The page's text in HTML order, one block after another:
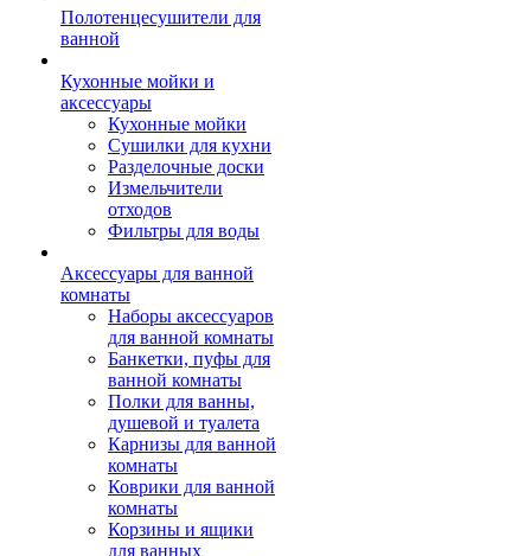
Полотенцесушители для
ванной
Кухонные мойки и
аксессуары
Кухонные мойки
Сушилки для кухни
Разделочные доски
Измельчители
отходов
Фильтры для воды
Аксессуары для ванной
комнаты
Наборы аксессуаров
для ванной комнаты
Банкетки, пуфы для
ванной комнаты
Полки для ванны,
душевой и туалета
Карнизы для ванной
комнаты
Коврики для ванной
комнаты
Корзины и ящики
для ванных